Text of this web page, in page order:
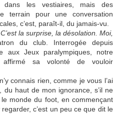
les vestiaires, mais des
terrain pour une conversation
c’est, paraît-il, du jamais-vu.
la surprise, la désolation. Moi,
du club. Interrogée depuis
aux Jeux paralympiques, notre
sa volonté de vouloir
connais rien, comme je vous l’ai
haut de mon ignorance, s’il ne
monde du foot, en commençant
c’est un peu ce que dit le